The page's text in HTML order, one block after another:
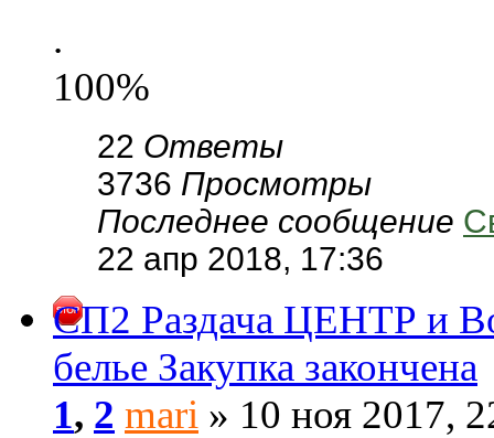
.
100%
22 Ответы
3736 Просмотры
Последнее сообщение
22 апр 2018, 17:36
СП2 Раздача ЦЕНТР и
белье Закупка закончена
1, 2 mari » 10 ноя 2017,